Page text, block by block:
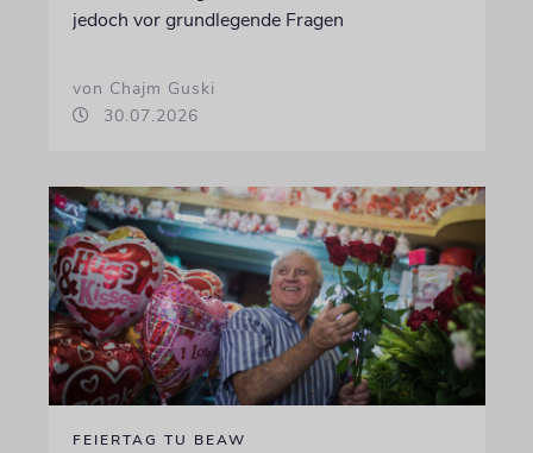
jedoch vor grundlegende Fragen
von Chajm Guski
30.07.2026
FEIERTAG TU BEAW